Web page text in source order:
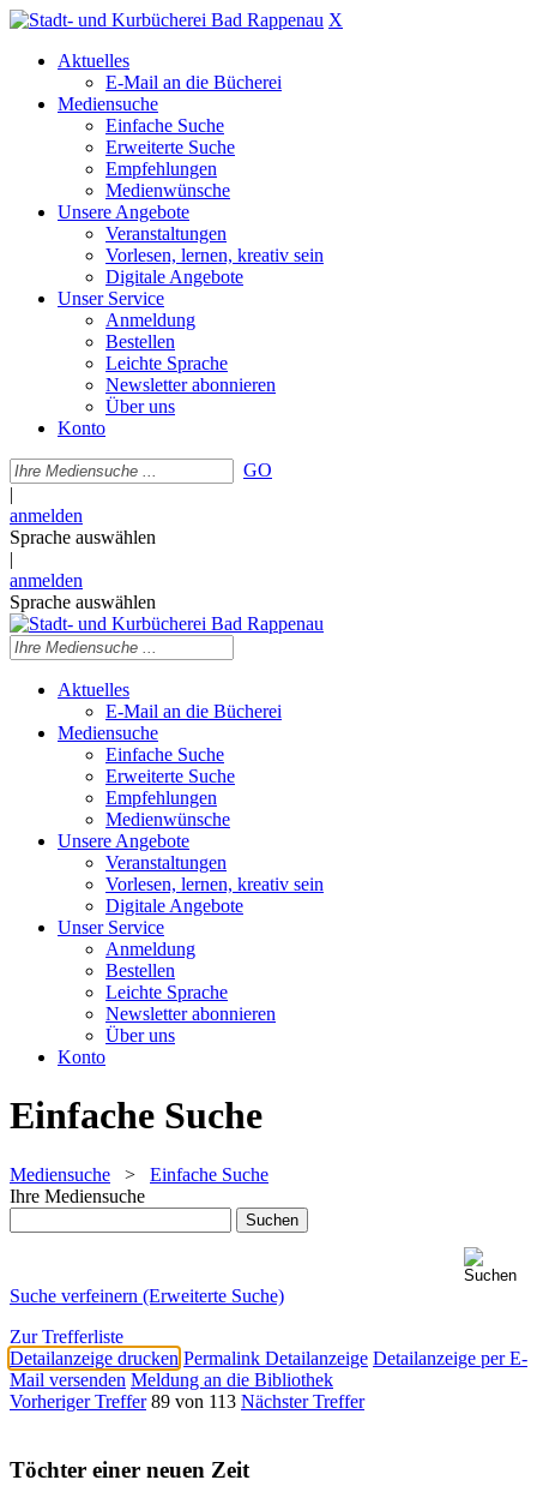
X
Aktuelles
E-Mail an die Bücherei
Mediensuche
Einfache Suche
Erweiterte Suche
Empfehlungen
Medienwünsche
Unsere Angebote
Veranstaltungen
Vorlesen, lernen, kreativ sein
Digitale Angebote
Unser Service
Anmeldung
Bestellen
Leichte Sprache
Newsletter abonnieren
Über uns
Konto
GO
|
anmelden
Sprache auswählen
|
anmelden
Sprache auswählen
Aktuelles
E-Mail an die Bücherei
Mediensuche
Einfache Suche
Erweiterte Suche
Empfehlungen
Medienwünsche
Unsere Angebote
Veranstaltungen
Vorlesen, lernen, kreativ sein
Digitale Angebote
Unser Service
Anmeldung
Bestellen
Leichte Sprache
Newsletter abonnieren
Über uns
Konto
Einfache Suche
Mediensuche > Einfache Suche
Ihre Mediensuche
Suche verfeinern (Erweiterte Suche)
Zur Trefferliste
Detailanzeige drucken Permalink Detailanzeige Detailanzeige per E-
Mail versenden Meldung an die Bibliothek
Vorheriger Treffer 89 von 113 Nächster Treffer
Töchter einer neuen Zeit